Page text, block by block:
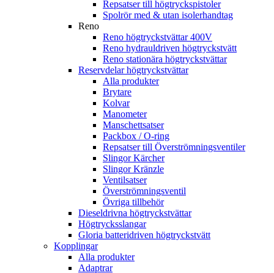
Repsatser till högtryckspistoler
Spolrör med & utan isolerhandtag
Reno
Reno högtryckstvättar 400V
Reno hydrauldriven högtryckstvätt
Reno stationära högtryckstvättar
Reservdelar högtryckstvättar
Alla produkter
Brytare
Kolvar
Manometer
Manschettsatser
Packbox / O-ring
Repsatser till Överströmningsventiler
Slingor Kärcher
Slingor Kränzle
Ventilsatser
Överströmningsventil
Övriga tillbehör
Dieseldrivna högtryckstvättar
Högtrycksslangar
Gloria batteridriven högtryckstvätt
Kopplingar
Alla produkter
Adaptrar